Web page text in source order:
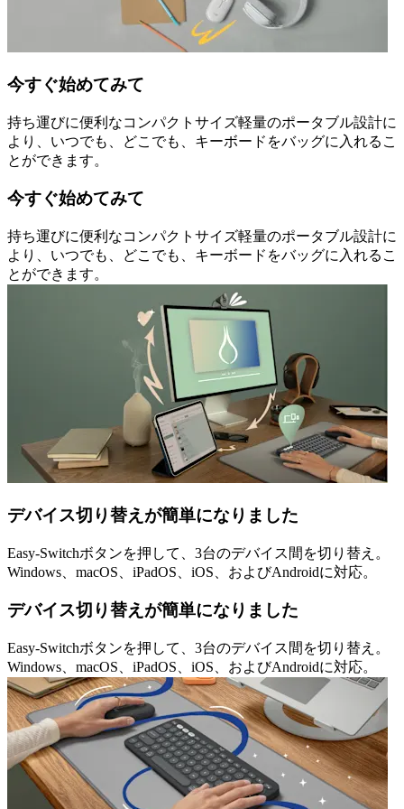
今すぐ始めてみて
持ち運びに便利なコンパクトサイズ軽量のポータブル設計に
より、いつでも、どこでも、キーボードをバッグに入れるこ
とができます。
今すぐ始めてみて
持ち運びに便利なコンパクトサイズ軽量のポータブル設計に
より、いつでも、どこでも、キーボードをバッグに入れるこ
とができます。
デバイス切り替えが簡単になりました
Easy-Switchボタンを押して、3台のデバイス間を切り替え。
Windows、macOS、iPadOS、iOS、およびAndroidに対応。
デバイス切り替えが簡単になりました
Easy-Switchボタンを押して、3台のデバイス間を切り替え。
Windows、macOS、iPadOS、iOS、およびAndroidに対応。